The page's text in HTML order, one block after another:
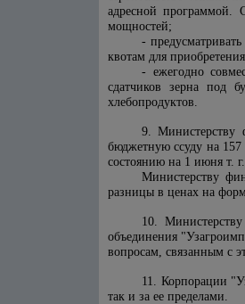
адресной программой.
мощностей;
-
квотам для
- ежегодно
сдатчиков зерна под
хлебопродуктов.
9. Министерству
бюджетную ссуду на 157
состоянию на 1 июня т. г.
Министерству
разницы в ценах на
10.
объединения
вопросам, связанным с
11. Корпорации
так и за ее пределами.